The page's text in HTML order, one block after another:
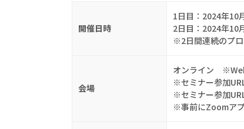
開催日時
1日目：2024年10
2日目：2024年10
※2日間連続のプロ
会場
オンライン
※セミナー参加
※セミナー参加
※事前にZoomアプ